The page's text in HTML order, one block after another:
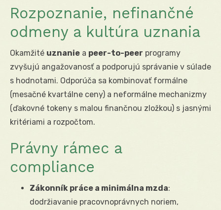
Rozpoznanie, nefinančné
odmeny a kultúra uznania
Okamžité uznanie a peer-to-peer programy
zvyšujú angažovanosť a podporujú správanie v súlade
s hodnotami. Odporúča sa kombinovať formálne
(mesačné kvartálne ceny) a neformálne mechanizmy
(ďakovné tokeny s malou finančnou zložkou) s jasnými
kritériami a rozpočtom.
Právny rámec a
compliance
Zákonník práce a minimálna mzda:
dodržiavanie pracovnoprávnych noriem,